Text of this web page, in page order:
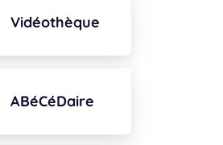
Vidéothèque
ABéCéDaire